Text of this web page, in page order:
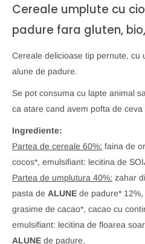
Cereale umplute cu
padure fara gluten,
Cereale delicioase tip pernute, cu
alune de padure.
Se pot consuma cu lapte animal
ca atare cand avem pofta de ceva
Ingrediente:
Partea de cereale 60%: faina de
cocos*, emulsifiant: lecitina de
Partea de umplutura 40%: zahar
pasta de ALUNE de padure*
grasime de cacao*, cacao cu
emulsifiant: lecitina de floarea
ALUNE de padure.